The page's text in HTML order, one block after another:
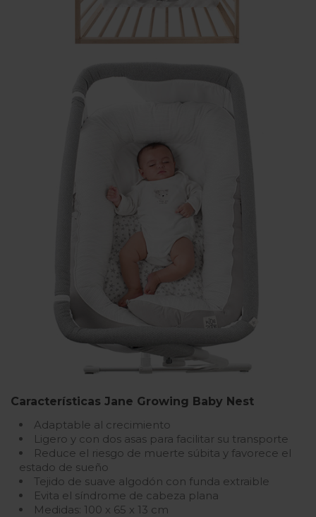
Características Jane Growing Baby Nest
Adaptable al crecimiento
Ligero y con dos asas para facilitar su transporte
Reduce el riesgo de muerte súbita y favorece el
estado de sueño
Tejido de suave algodón con funda extraible
Evita el síndrome de cabeza plana
Medidas: 100 x 65 x 13 cm